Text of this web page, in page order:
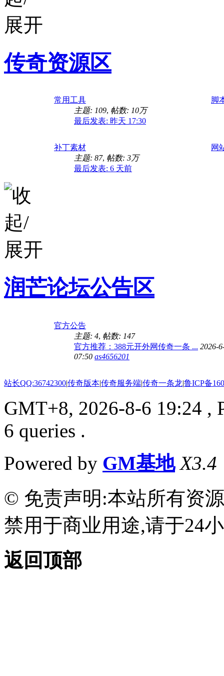
传奇资源区
常用工具
主题: 109, 帖数: 10万
最后发表: 昨天 17:30
脚
补丁素材
主题: 87, 帖数: 3万
最后发表: 6 天前
网
润芒论坛公告区
官方公告
主题: 4, 帖数: 147
官方推荐：388元开外网传奇一条 ... 2026-
07:50 as4656201
站长QQ:36742300|传奇版本|传奇服务端|传奇一条龙|鲁ICP备
GMT+8, 2026-8-6 19:24 ,
6 queries .
Powered by GM基地 X3.4
© 免责声明:本站所有资
禁用于商业用途,请于24
返回顶部